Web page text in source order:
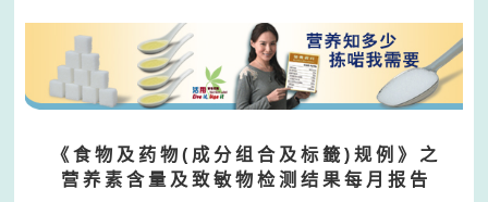
《 食 物 及 药 物 ( 成 分 组 合 及 标 籤 ) 规 例 》 之
营 养 素 含 量 及 致 敏 物 检 测 结 果 每 月 报 告